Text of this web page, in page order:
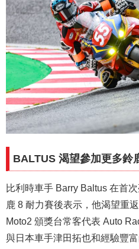
BALTUS 渴望參加更多鈴
比利時車手 Barry Baltus 在首
鹿 8 耐力賽後表示，他渴望重
Moto2 頒獎台常客代表 Auto
與日本車手津田拓也和經驗豐